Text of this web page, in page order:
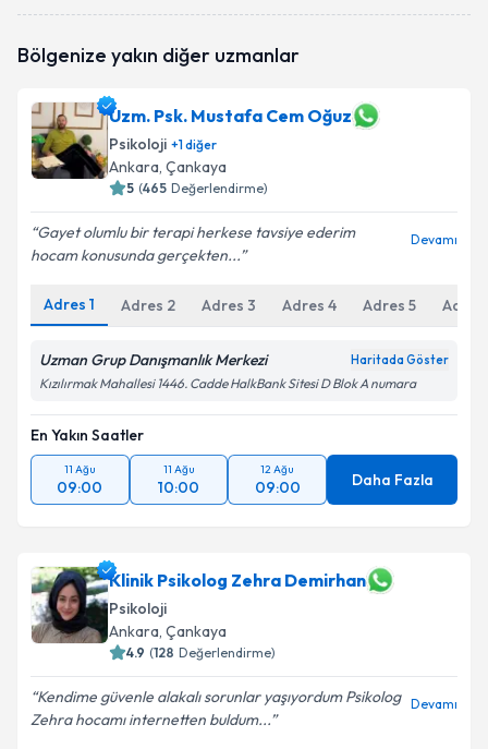
Bölgenize yakın diğer uzmanlar
Uzm. Psk. Mustafa Cem Oğuz
Psikoloji +1diğer
Ankara, Çankaya
5 (465 Değerlendirme)
Gayet olumlu bir terapi herkese tavsiye ederim
hocam konusunda gerçekten...
Devamı
Adres 1 Adres 2 Adres 3 Adres 4 Adres 5 Adres
Uzman Grup Danışmanlık Merkezi Haritada Göster
Kızılırmak Mahallesi 1446. Cadde HalkBank Sitesi D Blok A numara
En Yakın Saatler
11 Ağu
09:00
11 Ağu
10:00
12 Ağu
09:00 Daha Fazla
Klinik Psikolog Zehra Demirhan
Psikoloji
Ankara, Çankaya
4.9 (128 Değerlendirme)
Kendime güvenle alakalı sorunlar yaşıyordum Psikolog
Zehra hocamı internetten buldum...
Devamı